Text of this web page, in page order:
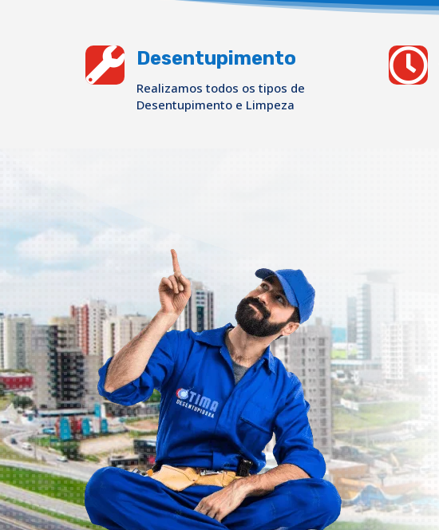
 Desentupimento
Realizamos todos os tipos de
Desentupimento e Limpeza
